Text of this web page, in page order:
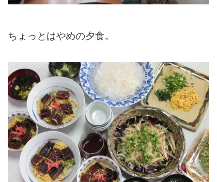
ちょっとはやめの夕食。